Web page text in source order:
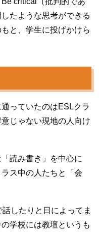
たような思考ができる
と、学生に投げかけら
っていたのはESLクラ
じゃない現地の人向け
読み書き」を中心に
ス中の人たちと「会
したりと日によってま
学校には教壇というも